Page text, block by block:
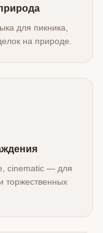
для пикника,
на природе.
cinematic — для
торжественных